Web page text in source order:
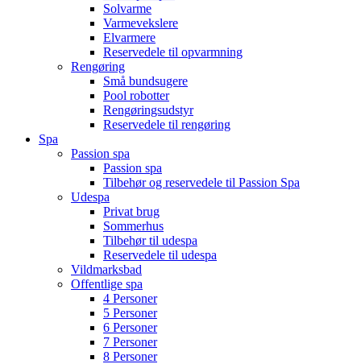
Solvarme
Varmevekslere
Elvarmere
Reservedele til opvarmning
Rengøring
Små bundsugere
Pool robotter
Rengøringsudstyr
Reservedele til rengøring
Spa
Passion spa
Passion spa
Tilbehør og reservedele til Passion Spa
Udespa
Privat brug
Sommerhus
Tilbehør til udespa
Reservedele til udespa
Vildmarksbad
Offentlige spa
4 Personer
5 Personer
6 Personer
7 Personer
8 Personer